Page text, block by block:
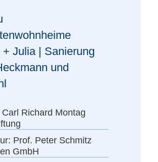
+ Julia | Sanierung
und
Carl Richard Montag
Prof. Peter Schmitz
GmbH